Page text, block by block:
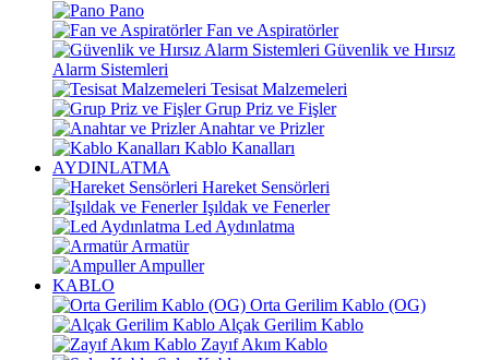
Pano
Fan ve Aspiratörler
Güvenlik ve Hırsız
Alarm Sistemleri
Tesisat Malzemeleri
Grup Priz ve Fişler
Anahtar ve Prizler
Kablo Kanalları
AYDINLATMA
Hareket Sensörleri
Işıldak ve Fenerler
Led Aydınlatma
Armatür
Ampuller
KABLO
Orta Gerilim Kablo (OG)
Alçak Gerilim Kablo
Zayıf Akım Kablo